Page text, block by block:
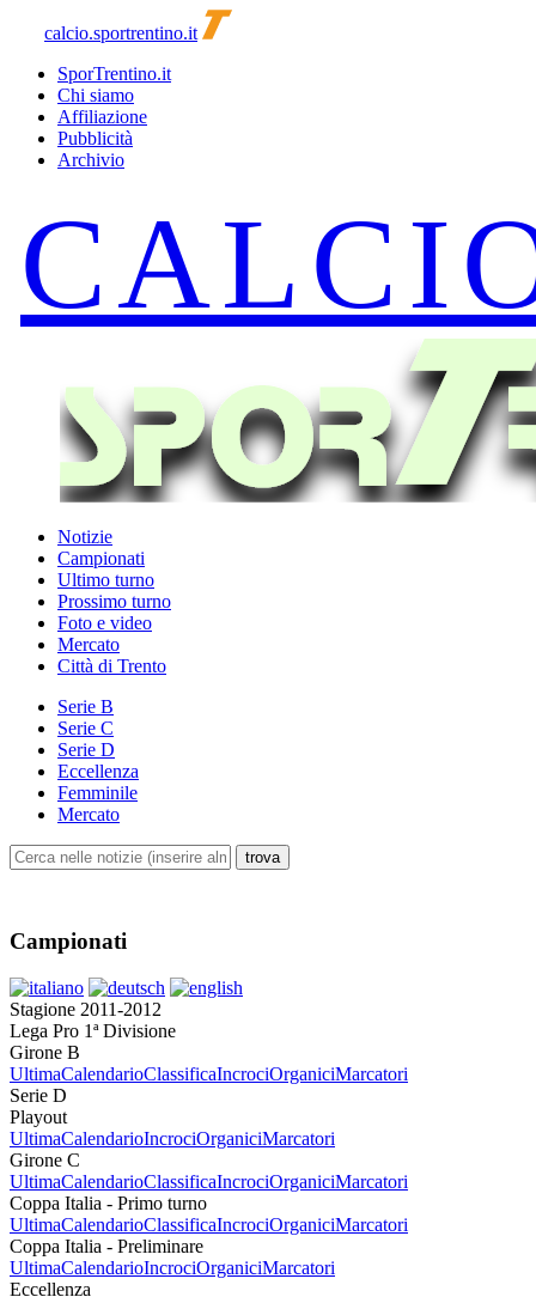
calcio.sportrentino.it
SporTrentino.it
Chi siamo
Affiliazione
Pubblicità
Archivio
Notizie
Campionati
Ultimo turno
Prossimo turno
Foto e video
Mercato
Città di Trento
Serie B
Serie C
Serie D
Eccellenza
Femminile
Mercato
Campionati
Stagione 2011-2012
Lega Pro 1ª Divisione
Girone B
UltimaCalendarioClassificaIncrociOrganiciMarcatori
Serie D
Playout
UltimaCalendarioIncrociOrganiciMarcatori
Girone C
UltimaCalendarioClassificaIncrociOrganiciMarcatori
Coppa Italia - Primo turno
UltimaCalendarioClassificaIncrociOrganiciMarcatori
Coppa Italia - Preliminare
UltimaCalendarioIncrociOrganiciMarcatori
Eccellenza